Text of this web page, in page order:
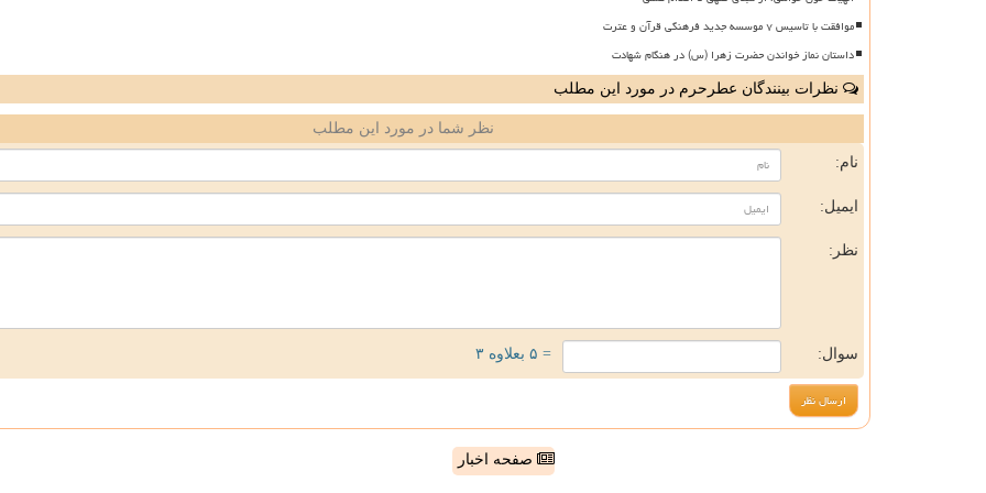
موافقت با تاسیس ۷ موسسه جدید فرهنگی قرآن و عترت
داستان نماز خواندن حضرت زهرا (س) در هنگام شهادت
نظرات بینندگان عطرحرم در مورد این مطلب
نظر شما در مورد این مطلب
نام:
ایمیل:
نظر:
سوال: = ۵ بعلاوه ۳
صفحه اخبار